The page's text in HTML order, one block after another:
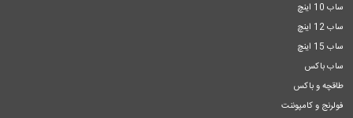
ساب 10 اینچ
ساب 12 اینچ
ساب 15 اینچ
ساب باکس
طاقچه و باکس
فولرنج و کامپوننت